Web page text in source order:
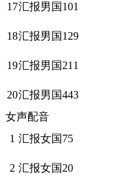
17汇报男国101
18汇报男国129
19汇报男国211
20汇报男国443
女声配音
1 汇报女国75
2 汇报女国20